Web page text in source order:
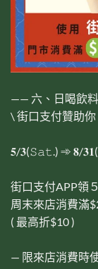
—— 六、日喝飲料
\ 街口支付贊助
𝟓/𝟑(𝚂𝚊𝚝.) ➾ 𝟖/
街口支付APP領
周末來店消費滿
( 最高折$10 )
— 限來店消費時